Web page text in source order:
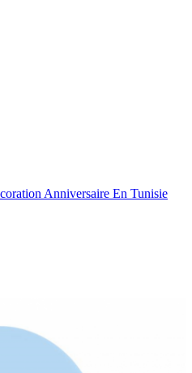
Anniversaire En Tunisie